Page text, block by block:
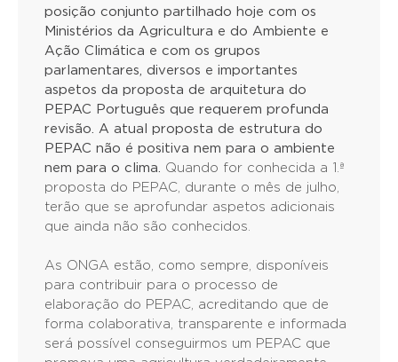
posição conjunto partilhado hoje com os
Ministérios da Agricultura e do Ambiente e
Ação Climática e com os grupos
parlamentares, diversos e importantes
aspetos da proposta de arquitetura do
PEPAC Português que requerem profunda
revisão. A atual proposta de estrutura do
PEPAC não é positiva nem para o ambiente
nem para o clima. Quando for conhecida a 1.ª
proposta do PEPAC, durante o mês de julho,
terão que se aprofundar aspetos adicionais
que ainda não são conhecidos.
As ONGA estão, como sempre, disponíveis
para contribuir para o processo de
elaboração do PEPAC, acreditando que de
forma colaborativa, transparente e informada
será possível conseguirmos um PEPAC que